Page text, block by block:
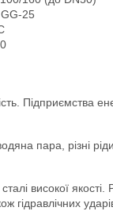
25
Підприємства
пара, різні
сталі високої
гідравлічних